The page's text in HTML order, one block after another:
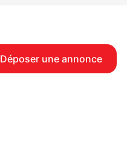
Déposer une annonce